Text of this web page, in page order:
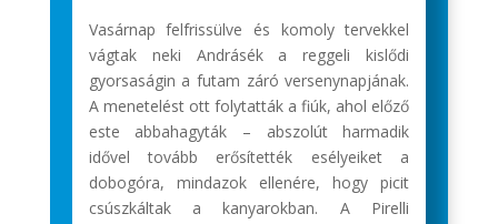
Vasárnap felfrissülve és komoly tervekkel
vágtak neki Andrásék a reggeli kislődi
gyorsaságin a futam záró versenynapjának.
A menetelést ott folytatták a fiúk, ahol előző
este abbahagyták – abszolút harmadik
idővel tovább erősítették esélyeiket a
dobogóra, mindazok ellenére, hogy picit
csúszkáltak a kanyarokban. A Pirelli